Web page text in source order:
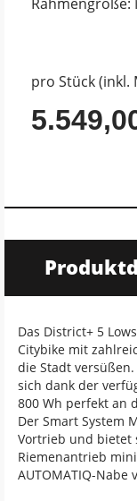
pro Stück (inkl.
Das District+ 5
Citybike mit
die Stadt
sich dank der
800 Wh perfekt an
Der Smart System
Vortrieb und bietet
Riemenantrieb
AUTOMATIQ-